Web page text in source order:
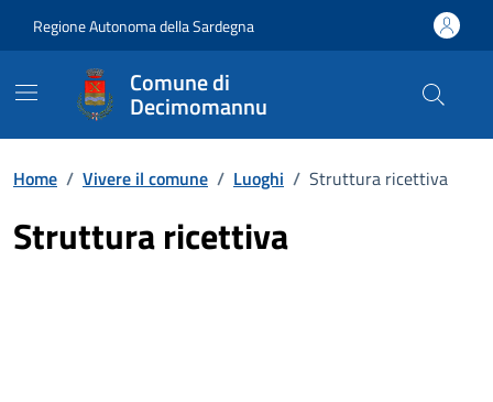
Regione Autonoma della Sardegna
Comune di
Decimomannu
Home / Vivere il comune / Luoghi / Struttura ricettiva
Struttura ricettiva